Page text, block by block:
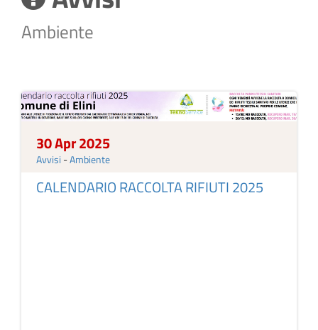
Ambiente
30 Apr 2025
Avvisi -Ambiente
CALENDARIO RACCOLTA RIFIUTI 2025